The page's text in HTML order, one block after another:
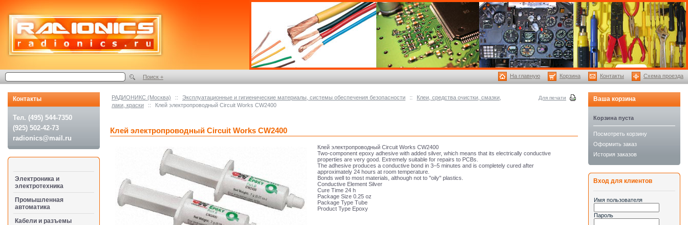
РАДИОНИКС (Москва) :: Эксплуатационные и гигиенические материалы, системы обеспечения безопасности ::
Клеи, средства очистки, смазки,
лаки, краски
:: Клей электропроводный Circuit Works CW2400
Для печати
Клей электропроводный Circuit Works CW2400
Клей электропроводный Circuit Works CW2400
Two-component epoxy adhesive with added silver, which means that its electrically conductive
properties are very good. Extremely suitable for repairs to PCBs.
The adhesive produces a conductive bond in 3–5 minutes and is completely cured after
approximately 24 hours at room temperature.
Bonds well to most materials, although not to ''oily'' plastics.
Conductive Element Silver
Cure Time 24 h
Package Size 0.25 oz
Package Type Tube
Product Type Epoxy
Контакты
Тел. (495) 544-7350
(925) 502-42-73
radionics@mail.ru
Электроника и
электротехника
Промышленная
автоматика
Кабели и разъемы
Ваша корзина
Корзина пуста
Посмотреть корзину
Оформить заказ
История заказов
Вход для клиентов
Имя пользователя
Пароль
Поиск + Схема проезда
Контакты
Корзина
На главную